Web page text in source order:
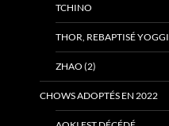
TCHINO
THOR, REBAPTISÉ YOGGI
ZHAO (2)
CHOWS ADOPTÉS EN 2022